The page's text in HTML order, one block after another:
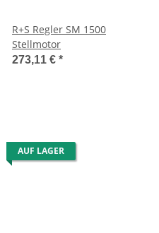
R+S Regler SM 1500
Stellmotor
273,11 € *
AUF LAGER